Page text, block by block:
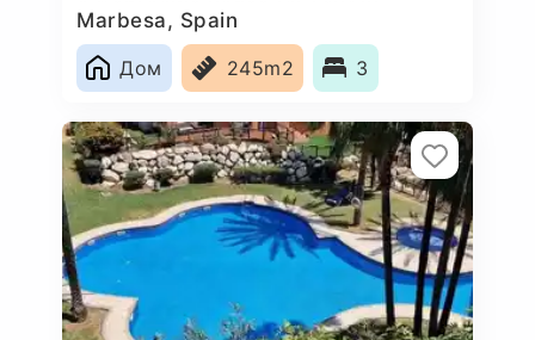
Marbesa, Spain
Дом
245m2 3